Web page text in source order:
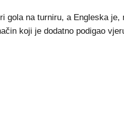
gola na turniru, a Engleska je,
koji je dodatno podigao